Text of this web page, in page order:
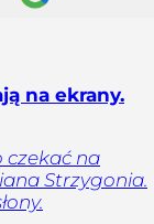
na ekrany.
czekać na
Strzygonia.